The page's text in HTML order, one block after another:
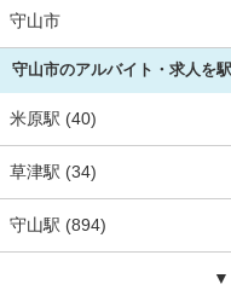
守山市
守山市のアルバイト・求人を
米原駅 (40)
草津駅 (34)
守山駅 (894)
▼